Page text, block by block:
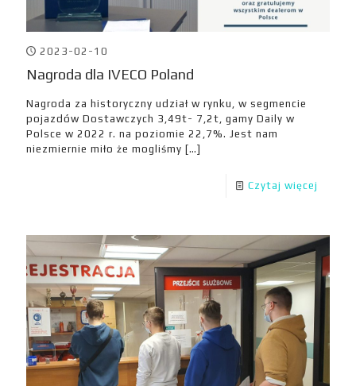
2023-02-10
Nagroda dla IVECO Poland
Nagroda za historyczny udział w rynku, w segmencie
pojazdów Dostawczych 3,49t- 7,2t, gamy Daily w
Polsce w 2022 r. na poziomie 22,7%. Jest nam
niezmiernie miło że mogliśmy […]
Czytaj więcej